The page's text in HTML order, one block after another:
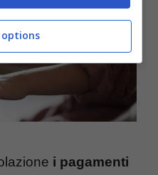
i pagamenti